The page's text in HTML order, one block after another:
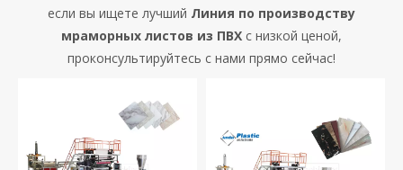
если вы ищете лучший Линия по производству
мраморных листов из ПВХ с низкой ценой,
проконсультируйтесь с нами прямо сейчас!